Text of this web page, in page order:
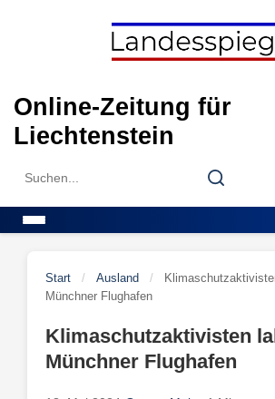
Online-Zeitung für
Liechtenstein
Search
Search
Start / Ausland /
Münchner Flughafen
Klimaschutzaktivisten
Münchner Flughafen